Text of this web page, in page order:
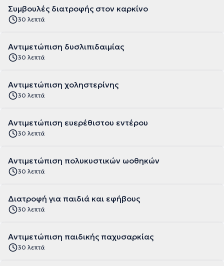
Συμβουλές διατροφής στον καρκίνο
30 λεπτά
Αντιμετώπιση δυσλιπιδαιμίας
30 λεπτά
Αντιμετώπιση χοληστερίνης
30 λεπτά
Αντιμετώπιση ευερέθιστου εντέρου
30 λεπτά
Αντιμετώπιση πολυκυστικών ωοθηκών
30 λεπτά
Διατροφή για παιδιά και εφήβους
30 λεπτά
Αντιμετώπιση παιδικής παχυσαρκίας
30 λεπτά